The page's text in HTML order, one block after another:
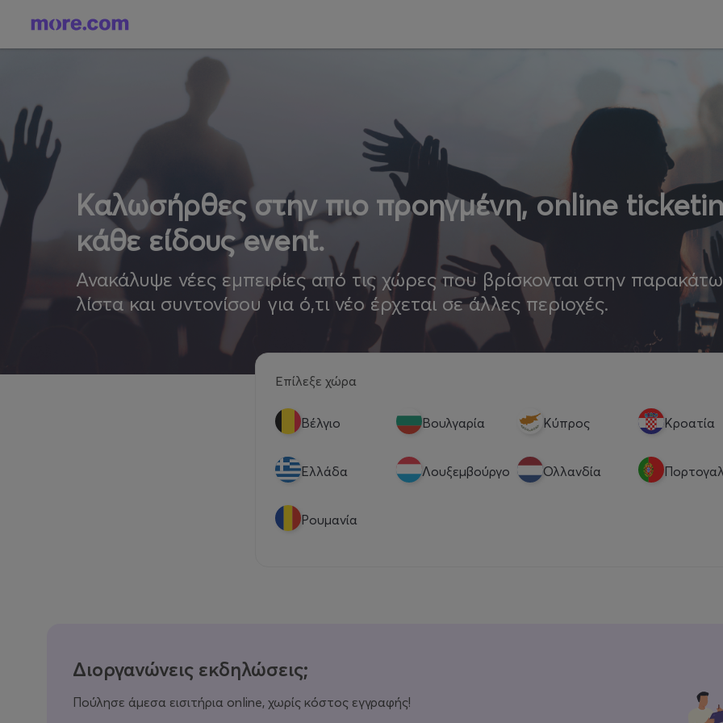
Καλωσήρθες στην πιο προηγμένη, online
κάθε είδους event.
Ανακάλυψε νέες εμπειρίες από τις χώρες που βρίσκονται στην παρακάτω
λίστα και συντονίσου για ό,τι νέο έρχεται σε άλλες περιοχές.
Επίλεξε χώρα
Βέλγιο Βουλγαρία Κύπρος Κροατία
Eλλάδα Λουξεμβούργο Ολλανδία
Ρουμανία
Διοργανώνεις εκδηλώσεις;
Πούλησε άμεσα εισιτήρια online, χωρίς κόστος εγγραφής!